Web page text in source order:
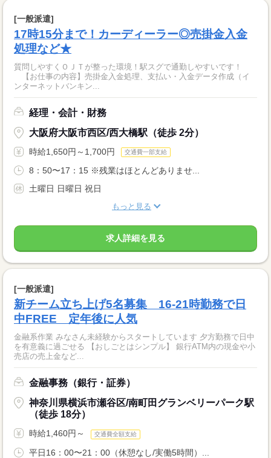
[一般派遣]
17時15分まで！カーディーラー◎売掛金入金
処理など★
質問しやすくＯＪＴが整った環境！駅スグで通勤しやすいです！
【お仕事の内容】売掛金入金処理、支払い・入金データ作成（イ
ンターネットバンキン...
経理・会計・財務
大阪府大阪市西区/西大橋駅（徒歩 2分）
時給1,650円～1,700円 交通費一部支給
8：50〜17：15 ※残業はほとんどありませ...
土曜日 日曜日 祝日
もっと見る
求人詳細を見る
[一般派遣]
新チーム立ち上げ5名募集 16-21時勤務で日
中FREE 定年後に人気
金融系作業 みなさん未経験からスタートしています 夕方勤務で日中
を有意義に過ごせる 【おしごとはシンプル】 銀行ATM内の現金や小
売店の売上金など...
金融事務（銀行・証券）
神奈川県横浜市瀬谷区/南町田グランベリーパーク駅
（徒歩 18分）
時給1,460円～ 交通費全額支給
平日16：00〜21：00（休憩なし/実働5時間）...